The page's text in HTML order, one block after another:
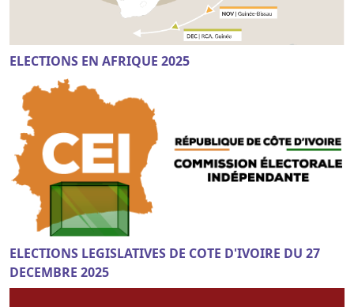
ELECTIONS EN AFRIQUE 2025
ELECTIONS LEGISLATIVES DE COTE D'IVOIRE DU 27
DECEMBRE 2025